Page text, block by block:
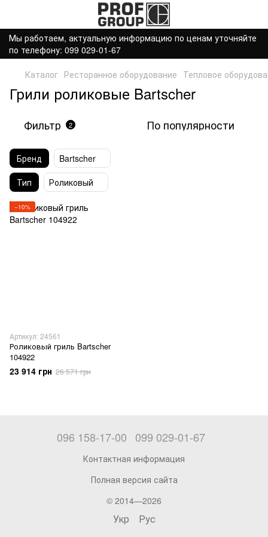
Мы работаем, актуальную информацию по ценам уточняйте
по телефону: 099 029-01-67
Каталог Ресторанное оборудование Тепловое
Грили роликовые Bartscher
Фильтр 2 По популярности
Бренд
Bartscher
Тип
Роликовый
−10%
Артикул: 24561
Роликовый гриль Bartscher
104922
23 914 грн 26 571 грн
096 158-17-00 099 029-01-67
Контактная информация
Полная версия сайта
© 2014—2026
Укр Рус